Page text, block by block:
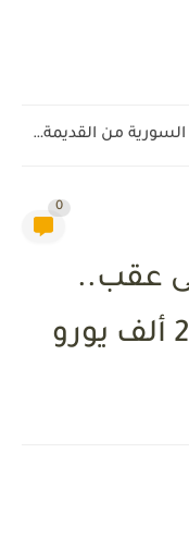
رابط تحويل العملة السورية من القديمة إلى الجديدة 2026
0
عقب..